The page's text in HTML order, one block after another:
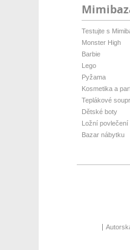
Testujte s
Monster High
Barbie
Lego
Pyžama
Kosmetika a
Teplákové
Dětské boty
Ložní povlečení
Bazar nábytku